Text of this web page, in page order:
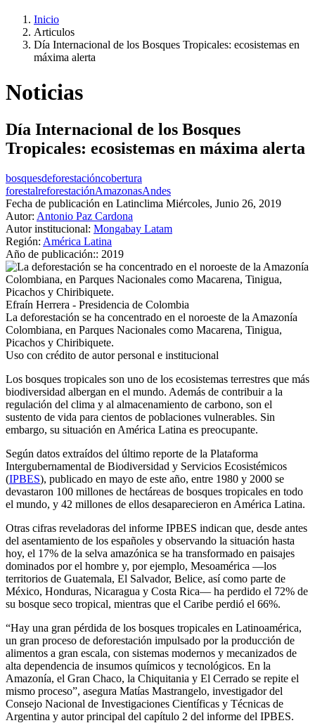
Inicio
Articulos
Día Internacional de los Bosques Tropicales: ecosistemas en
máxima alerta
Noticias
Día Internacional de los Bosques
Tropicales: ecosistemas en máxima alerta
bosquesdeforestacióncobertura
forestalreforestaciónAmazonasAndes
Fecha de publicación en Latinclima Miércoles, Junio 26, 2019
Autor: Antonio Paz Cardona
Autor institucional: Mongabay Latam
Región: América Latina
Año de publicación:: 2019
Efraín Herrera - Presidencia de Colombia
La deforestación se ha concentrado en el noroeste de la Amazonía
Colombiana, en Parques Nacionales como Macarena, Tinigua,
Picachos y Chiribiquete.
Uso con crédito de autor personal e institucional
Los bosques tropicales son uno de los ecosistemas terrestres que más
biodiversidad albergan en el mundo. Además de contribuir a la
regulación del clima y al almacenamiento de carbono, son el
sustento de vida para cientos de poblaciones vulnerables. Sin
embargo, su situación en América Latina es preocupante.
Según datos extraídos del último reporte de la Plataforma
Intergubernamental de Biodiversidad y Servicios Ecosistémicos
(IPBES), publicado en mayo de este año, entre 1980 y 2000 se
devastaron 100 millones de hectáreas de bosques tropicales en todo
el mundo, y 42 millones de ellos desaparecieron en América Latina.
Otras cifras reveladoras del informe IPBES indican que, desde antes
del asentamiento de los españoles y observando la situación hasta
hoy, el 17% de la selva amazónica se ha transformado en paisajes
dominados por el hombre y, por ejemplo, Mesoamérica —los
territorios de Guatemala, El Salvador, Belice, así como parte de
México, Honduras, Nicaragua y Costa Rica— ha perdido el 72% de
su bosque seco tropical, mientras que el Caribe perdió el 66%.
“Hay una gran pérdida de los bosques tropicales en Latinoamérica,
un gran proceso de deforestación impulsado por la producción de
alimentos a gran escala, con sistemas modernos y mecanizados de
alta dependencia de insumos químicos y tecnológicos. En la
Amazonía, el Gran Chaco, la Chiquitania y El Cerrado se repite el
mismo proceso”, asegura Matías Mastrangelo, investigador del
Consejo Nacional de Investigaciones Científicas y Técnicas de
Argentina y autor principal del capítulo 2 del informe del IPBES.